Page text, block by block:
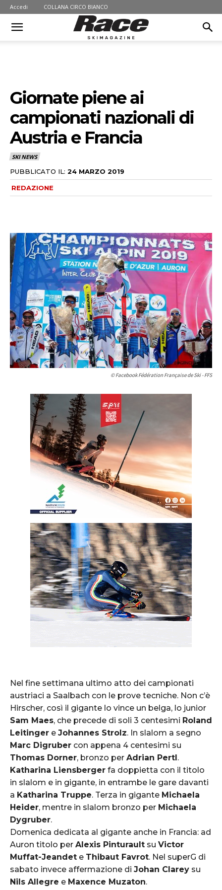
Accedi COLLANA CIRCO BIANCO
Giornate piene ai
campionati nazionali di
Austria e Francia
SKI NEWS
PUBBLICATO IL: 24 MARZO 2019
REDAZIONE
© Facebook Fédération Française de Ski - FFS
Nel fine settimana ultimo atto dei campionati
austriaci a Saalbach con le prove tecniche. Non c’è
Hirscher, così il gigante lo vince un belga, lo junior
Sam Maes, che precede di soli 3 centesimi Roland
Leitinger e Johannes Strolz. In slalom a segno
Marc Digruber con appena 4 centesimi su
Thomas Dorner, bronzo per Adrian Pertl.
Katharina Liensberger fa doppietta con il titolo
in slalom e in gigante, in entrambe le gare davanti
a Katharina Truppe. Terza in gigante Michaela
Heider, mentre in slalom bronzo per Michaela
Dygruber.
Domenica dedicata al gigante anche in Francia: ad
Auron titolo per Alexis Pinturault su Victor
Muffat-Jeandet e Thibaut Favrot. Nel superG di
sabato invece affermazione di Johan Clarey su
Nils Allegre e Maxence Muzaton.